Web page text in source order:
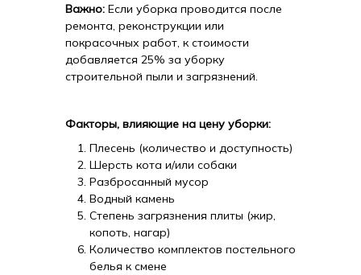
Важно: Если уборка проводится после
ремонта, реконструкции или
покрасочных работ, к стоимости
добавляется 25% за уборку
строительной пыли и загрязнений.
Плесень (количество и доступность)
Шерсть кота и/или собаки
Разбросанный мусор
Водный камень
Степень загрязнения плиты (жир,
копоть, нагар)
Количество комплектов постельного
белья к смене
Факторы, влияющие на цену уборки: